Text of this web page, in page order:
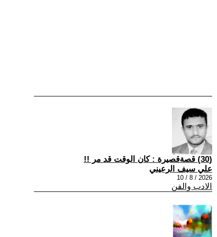
(30) قصةقصيرة : كان الوقت قد مر !!
علي سيف الرعيني
2026 / 8 / 10
الادب والفن